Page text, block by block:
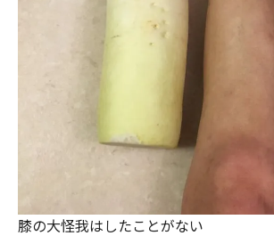
膝の大怪我はしたことがない